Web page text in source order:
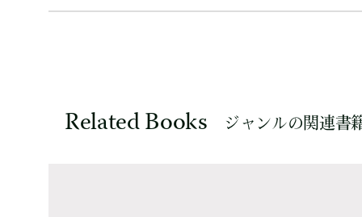
Related Books ジャンルの関連書